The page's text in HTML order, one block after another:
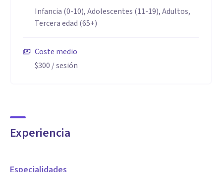
Infancia (0-10), Adolescentes (11-19), Adultos,
Tercera edad (65+)
Coste medio
$300 / sesión
Experiencia